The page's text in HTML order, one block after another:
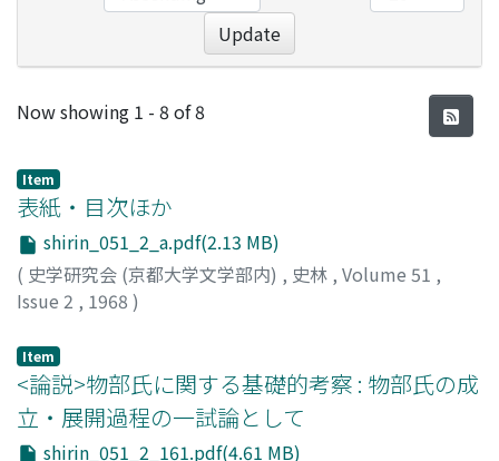
Update
Recent Submissions
Now showing 1 - 8 of 8
Item
表紙・目次ほか
shirin_051_2_a.pdf(2.13 MB)
( 史学研究会 (京都大学文学部内) , 史林 , Volume 51 ,
Issue 2 , 1968 )
Item
<論説>物部氏に関する基礎的考察 : 物部氏の成
立・展開過程の一試論として
shirin_051_2_161.pdf(4.61 MB)